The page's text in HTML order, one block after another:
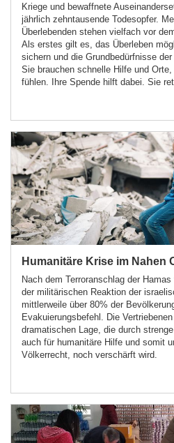
Kriege und bewaffnete
jährlich zehntausende Todesopfer.
Überlebenden stehen vielfach vor
Als erstes gilt es, das Überleben
sichern und die Grundbedürfnisse
Sie brauchen schnelle Hilfe und
fühlen. Ihre Spende hilft dabei. Sie
Humanitäre Krise im Nahen
Nach dem Terroranschlag der
der militärischen Reaktion der
mittlerweile über 80% der
Evakuierungsbefehl. Die
dramatischen Lage, die durch
auch für humanitäre Hilfe und somit
Völkerrecht, noch verschärft wird.